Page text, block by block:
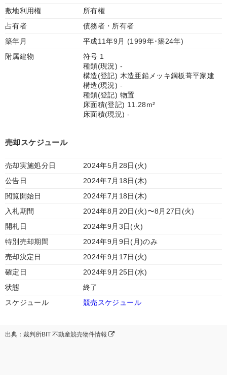
敷地利用権
所有権
占有者
債務者・所有者
築年月
平成11年9月 (1999年･築24年)
附属建物
符号 1
種類(現況) -
構造(登記) 木造亜鉛メッキ鋼板葺平家建
構造(現況) -
種類(登記) 物置
床面積(登記) 11.28m²
床面積(現況) -
売却スケジュール
売却実施処分日
2024年5月28日(火)
公告日
2024年7月18日(木)
閲覧開始日
2024年7月18日(木)
入札期間
2024年8月20日(火)〜8月27日(火)
開札日
2024年9月3日(火)
特別売却期間
2024年9月9日(月)のみ
売却決定日
2024年9月17日(火)
確定日
2024年9月25日(水)
状態
終了
スケジュール
競売スケジュール
出典：裁判所BIT 不動産競売物件情報